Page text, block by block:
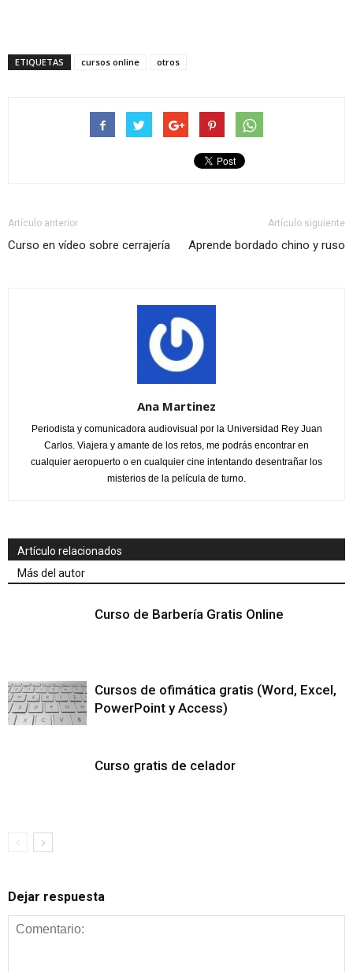
ETIQUETAS cursos online otros
Artículo anterior
Curso en vídeo sobre cerrajería
Artículo siguiente
Aprende bordado chino y ruso
Ana Martinez
Periodista y comunicadora audiovisual por la Universidad Rey Juan
Carlos. Viajera y amante de los retos, me podrás encontrar en
cualquier aeropuerto o en cualquier cine intentando desentrañar los
misterios de la película de turno.
Artículo relacionados
Más del autor
Curso de Barbería Gratis Online
Cursos de ofimática gratis (Word, Excel,
PowerPoint y Access)
Curso gratis de celador
Dejar respuesta